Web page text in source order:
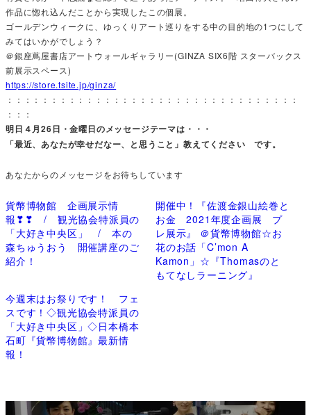
作品に惚れ込んだことから実現したこの個展。
ゴールデンウィークに、ゆっくりアート巡りをする中の目的地の1つにして
みてはいかがでしょう？
＠銀座蔦屋書店アートウォールギャラリー(GINZA SIX6階 スターバックス
前展示スペース)
https://store.tsite.jp/ginza/
：：：：：：：：：：：：：：：：：：：：：：：：：：：：：：：：：
：：：
明日４月26日・金曜日のメッセージテーマは・・・
「最近、あなたが幸せだなー、と思うこと」教えてください です。
あなたからのメッセージをお待ちしています
貨幣博物館 企画展示情
報❣❣ / 観光協会特派員の
「大好き中央区」 / 本の
森ちゅうおう 開催講座のご
紹介！
開催中！『佐渡金銀山絵巻と
お金 2021年度企画展 プ
レ展示』 ＠貨幣博物館☆お
花のお話「C’mon A
Kamon」☆『Thomasのと
もてなしラーニング』
今週末はお祭りです！ フェ
スです！◇観光協会特派員の
「大好き中央区」◇日本橋本
石町『貨幣博物館』最新情
報！